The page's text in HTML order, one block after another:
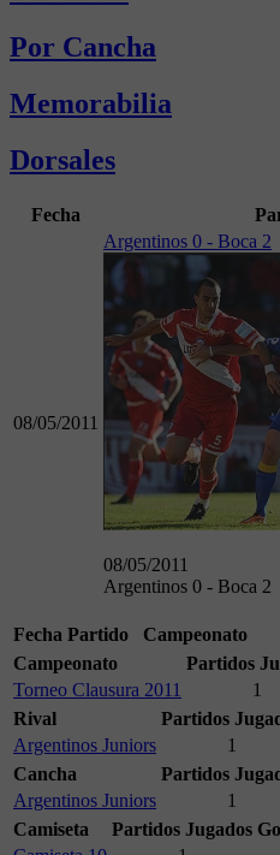
Por Cancha
Memorabilia
Dorsales
Fecha
08/05/2011
Argentinos 0 - Boca 2
08/05/2011
Argentinos 0 - Boca 2
Fecha Partido
Campeonato
Campeonato
Partidos
Torneo Clausura 2011
1
Rival
Partidos
Argentinos Juniors
1
Cancha
Partidos
Argentinos Juniors
1
Camiseta
Partidos Jugados